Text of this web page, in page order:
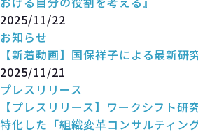
2025/11/22
お知らせ
【新着動画】国保祥子による最新研
2025/11/21
プレスリリース
【プレスリリース】ワークシフト研
特化した「組織変革コンサルティン